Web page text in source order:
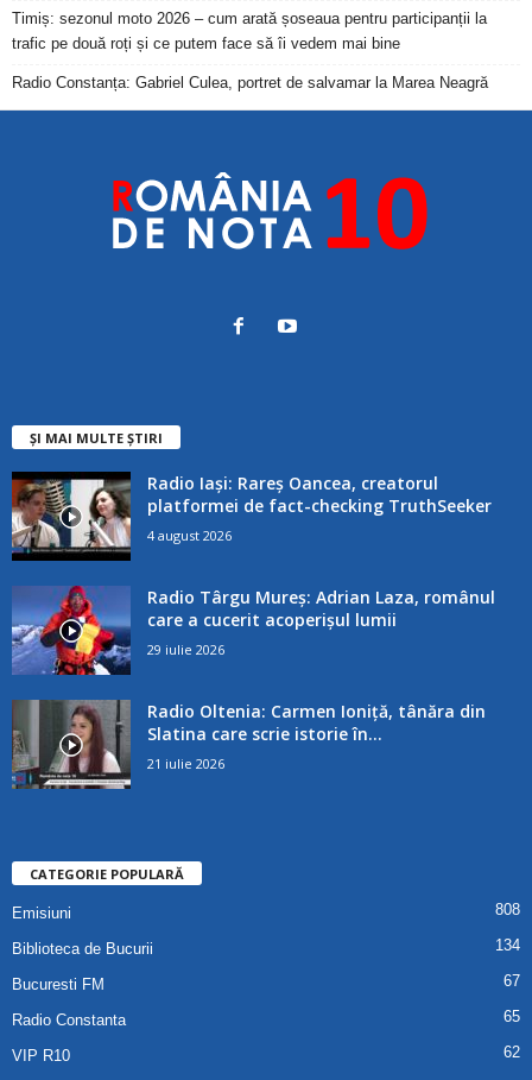
Timiș: sezonul moto 2026 – cum arată șoseaua pentru participanții la
trafic pe două roți și ce putem face să îi vedem mai bine
Radio Constanța: Gabriel Culea, portret de salvamar la Marea Neagră
ȘI MAI MULTE ȘTIRI
Radio Iași: Rareș Oancea, creatorul
platformei de fact-checking TruthSeeker
4 august 2026
Radio Târgu Mureș: Adrian Laza, românul
care a cucerit acoperișul lumii
29 iulie 2026
Radio Oltenia: Carmen Ioniță, tânăra din
Slatina care scrie istorie în...
21 iulie 2026
CATEGORIE POPULARĂ
Emisiuni 808
Biblioteca de Bucurii 134
Bucuresti FM 67
Radio Constanta 65
VIP R10
62